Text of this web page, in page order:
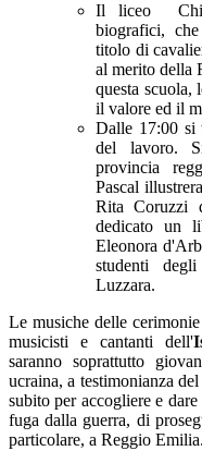
Il liceo
biografici,
titolo di
al merito della
questa
il valore ed il
Dalle 17:00 si
del lavoro.
provincia
Pascal
Rita Coruzzi
dedicato un
Eleonora
studenti
Luzzara.
Le musiche delle
musicisti e cantanti dell'
saranno soprattutto
ucraina, a testimonianza
subito per accogliere e
fuga dalla guerra, di
particolare, a Reggio Emilia.